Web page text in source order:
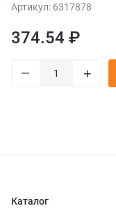
Артикул: 6317878
374.54 ₽
– +
Каталог